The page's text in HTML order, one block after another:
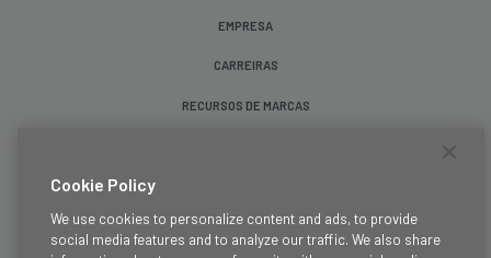
EMPRESA
CARREIRAS
RECURSOS DE MARCAS
Cookie Policy
We use cookies to personalize content and ads, to provide
social media features and to analyze our traffic. We also share